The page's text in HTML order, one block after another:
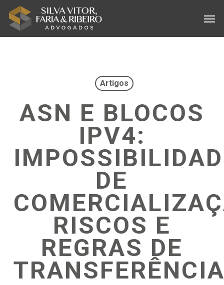
Skip
Artigos
ASN E BLOCOS
IPV4:
DE
RISCOS E
REGRAS DE